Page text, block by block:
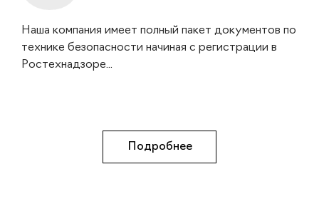
Наша компания имеет полный пакет документов по
технике безопасности начиная с регистрации в
Ростехнадзоре...
Подробнее